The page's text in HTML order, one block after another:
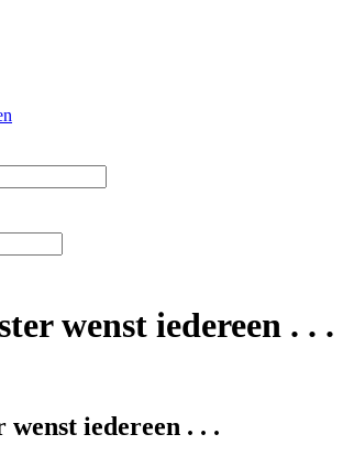
wenst iedereen . . .
wenst iedereen . . .